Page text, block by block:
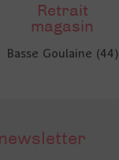
Retrait
magasin
Basse Goulaine (44)